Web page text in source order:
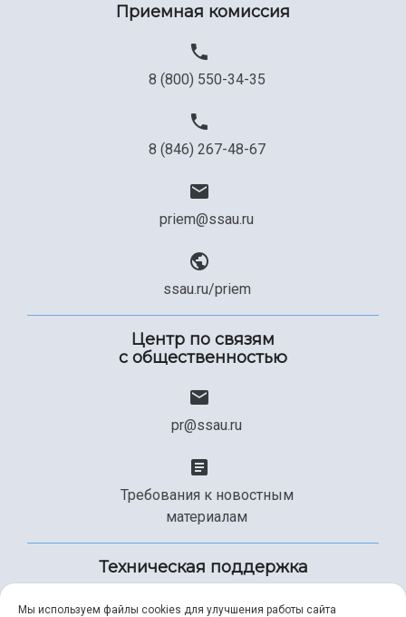
Приемная комиссия
8 (800) 550-34-35
8 (846) 267-48-67
priem@ssau.ru
ssau.ru/priem
Центр по связям
с общественностью
pr@ssau.ru
Требования к новостным
материалам
Техническая поддержка
Мы используем файлы cookies для улучшения работы сайта